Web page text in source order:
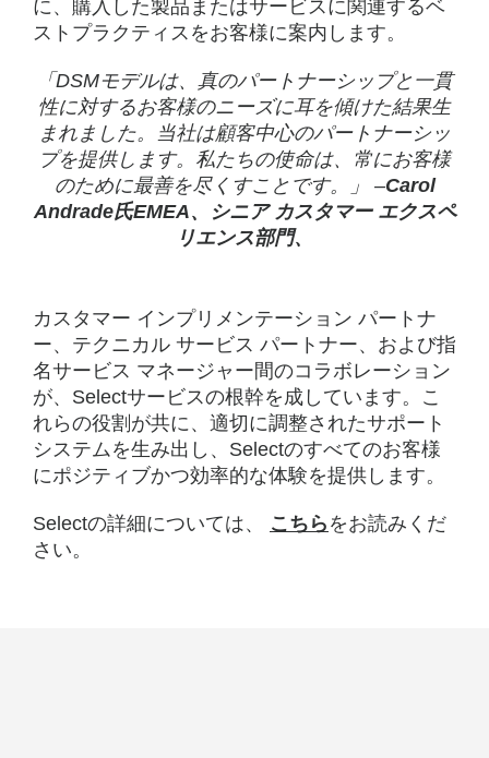
に、購入した製品またはサービスに関連するベ
ストプラクティスをお客様に案内します。
「DSMモデルは、真のパートナーシップと一貫
性に対するお客様のニーズに耳を傾けた結果生
まれました。当社は顧客中心のパートナーシッ
プを提供します。私たちの使命は、常にお客様
のために最善を尽くすことです。」 –Carol
Andrade氏EMEA、シニア カスタマー エクスペ
リエンス部門、
カスタマー インプリメンテーション パートナ
ー、テクニカル サービス パートナー、および指
名サービス マネージャー間のコラボレーション
が、Selectサービスの根幹を成しています。こ
れらの役割が共に、適切に調整されたサポート
システムを生み出し、Selectのすべてのお客様
にポジティブかつ効率的な体験を提供します。
Selectの詳細については、 こちら をお読みくだ
さい。